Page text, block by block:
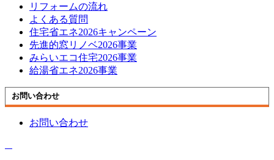
リフォームの流れ
よくある質問
住宅省エネ2026キャンペーン
先進的窓リノベ2026事業
みらいエコ住宅2026事業
給湯省エネ2026事業
お問い合わせ
お問い合わせ